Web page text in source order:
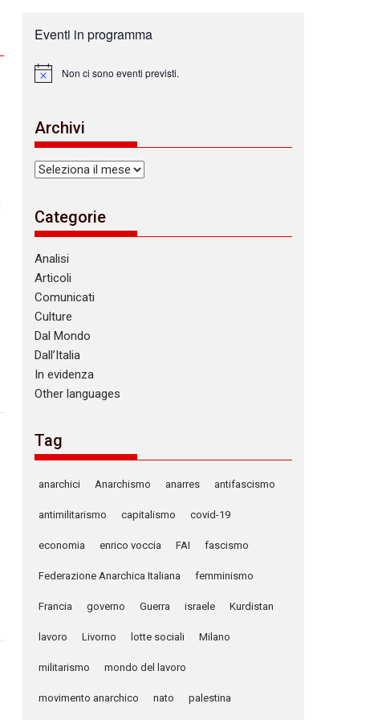
Eventi in programma
N
c
e
Non ci sono eventi previsti.
Archivi
Archivi
Categorie
Analisi
Articoli
Comunicati
Culture
Dal Mondo
Dall’Italia
In evidenza
Other languages
Tag
anarchici Anarchismo anarres antifascismo
antimilitarismo capitalismo covid-19
economia enrico voccia FAI fascismo
Federazione Anarchica Italiana femminismo
Francia governo Guerra israele Kurdistan
lavoro Livorno lotte sociali Milano
militarismo mondo del lavoro
movimento anarchico nato palestina